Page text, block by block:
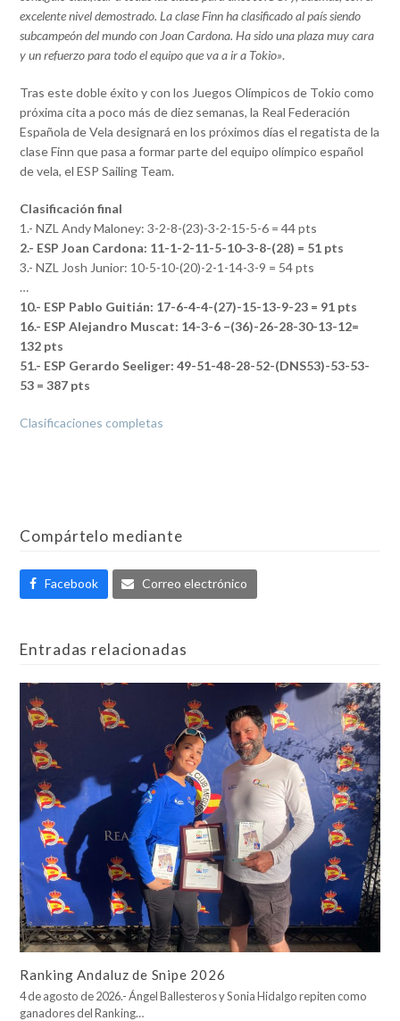
excelente nivel demostrado. La clase Finn ha clasificado al país siendo
subcampeón del mundo con Joan Cardona. Ha sido una plaza muy cara
y un refuerzo para todo el equipo que va a ir a Tokio».
Tras este doble éxito y con los Juegos Olímpicos de Tokio como
próxima cita a poco más de diez semanas, la Real Federación
Española de Vela designará en los próximos días el regatista de la
clase Finn que pasa a formar parte del equipo olímpico español
de vela, el ESP Sailing Team.
Clasificación final
1.- NZL Andy Maloney: 3-2-8-(23)-3-2-15-5-6 = 44 pts
2.- ESP Joan Cardona: 11-1-2-11-5-10-3-8-(28) = 51 pts
3.- NZL Josh Junior: 10-5-10-(20)-2-1-14-3-9 = 54 pts
…
10.- ESP Pablo Guitián: 17-6-4-4-(27)-15-13-9-23 = 91 pts
16.- ESP Alejandro Muscat: 14-3-6 –(36)-26-28-30-13-12=
132 pts
51.- ESP Gerardo Seeliger: 49-51-48-28-52-(DNS53)-53-53-
53 = 387 pts
Clasificaciones completas
Compártelo mediante
Facebook Correo electrónico
Entradas relacionadas
Ranking Andaluz de Snipe 2026
4 de agosto de 2026.- Ángel Ballesteros y Sonia Hidalgo repiten como
ganadores del Ranking…